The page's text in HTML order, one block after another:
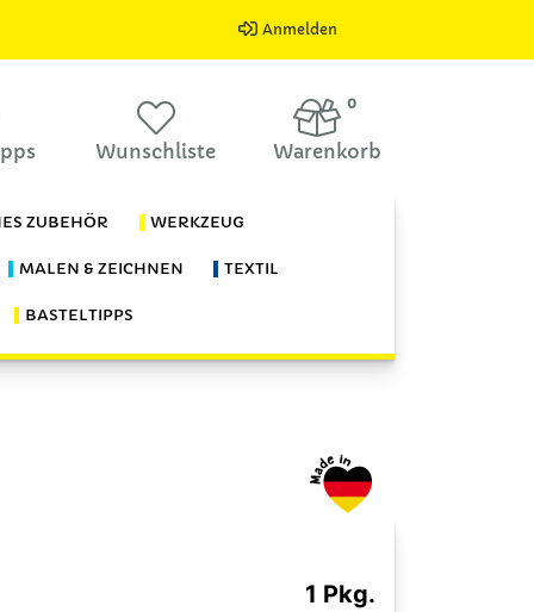
Anmelden
Wunschliste
0
Warenkorb
ZUBEHÖR WERKZEUG
MALEN & ZEICHNEN TEXTIL
BASTELTIPPS
1 Pkg.